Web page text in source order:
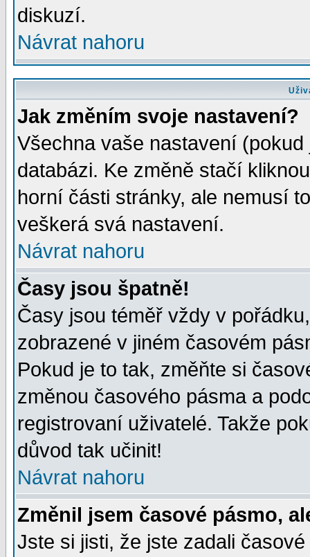
diskuzí.
Návrat nahoru
Jak změním svoje nastavení?
Všechna vaše nastavení
databázi. Ke změně stačí
horní části stránky, ale nemusí
veškerá svá nastavení.
Návrat nahoru
Časy jsou špatně!
Časy jsou téměř vždy v
zobrazené v jiném časovém
Pokud je to tak, změňte si
změnou časového pásma a
registrovaní uživatelé. Takže
důvod tak učinit!
Návrat nahoru
Změnil jsem časové pásmo,
Jste si jisti, že jste zadali